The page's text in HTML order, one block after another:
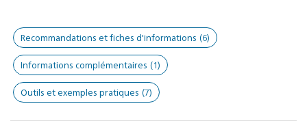
Recommandations et fiches d'informations (6)
Informations complémentaires (1)
Outils et exemples pratiques (7)